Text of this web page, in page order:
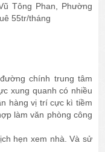
Tông Phan, Phường
55tr/tháng
chính trung tâm
xung quanh có nhiều
hàng vị trí cực kì tiềm
làm văn phòng công
hẹn xem nhà. Và sử